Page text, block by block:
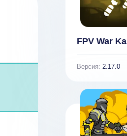
FPV War
Версия: 2.17.0